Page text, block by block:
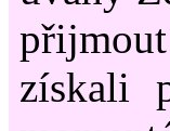
získali